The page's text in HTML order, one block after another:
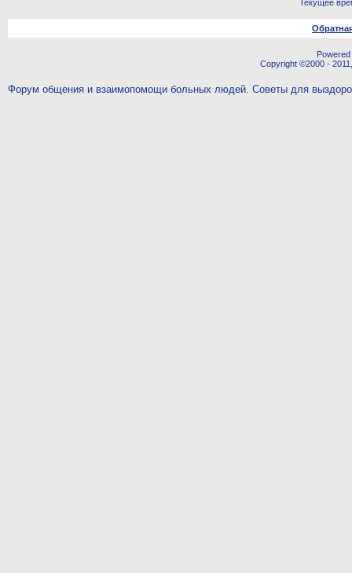
Текущее
Copyright ©2000 -
Форум общения и взаимопомощи больных людей. Советы для